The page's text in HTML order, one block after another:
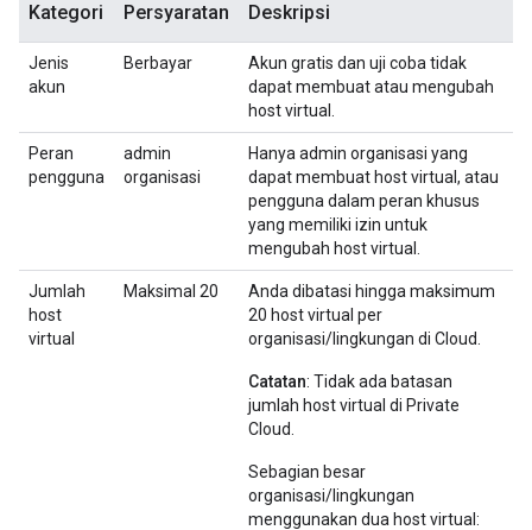
Kategori Persyaratan Deskripsi
Jenis
akun
Berbayar
Akun gratis dan uji coba tidak
dapat membuat atau mengubah
host virtual.
Peran
pengguna
admin
organisasi
Hanya admin organisasi yang
dapat membuat host virtual, atau
pengguna dalam peran khusus
yang memiliki izin untuk
mengubah host virtual.
Jumlah
host
virtual
Maksimal 20
Anda dibatasi hingga maksimum
20 host virtual per
organisasi/lingkungan di Cloud.
Catatan: Tidak ada batasan
jumlah host virtual di Private
Cloud.
Sebagian besar
organisasi/lingkungan
menggunakan dua host virtual: